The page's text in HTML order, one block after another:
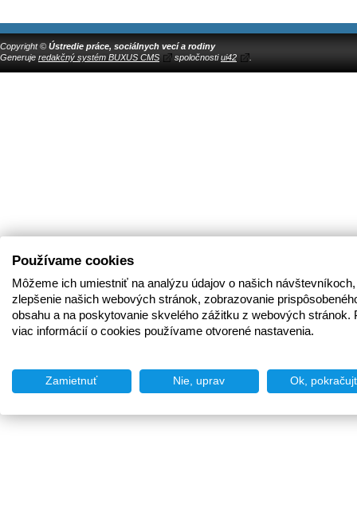
Copyright © Ústredie práce, sociálnych vecí a rodiny
Generuje redakčný systém BUXUS CMS spoločnostiui42
Používame cookies
Môžeme ich umiestniť na analýzu údajov o našich
zlepšenie našich webových stránok, zobrazovanie
obsahu a na poskytovanie skvelého zážitku z webových stránok.
viac informácií o cookies používame otvorené nastavenia.
Zamietnuť Nie, uprav Ok,